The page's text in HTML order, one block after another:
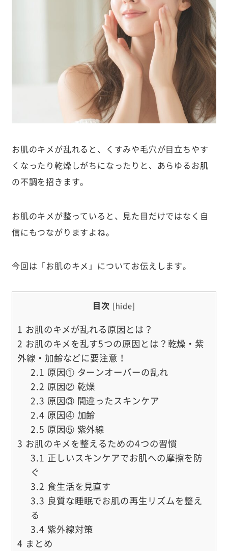
お肌のキメが乱れると、くすみや毛穴が目立ちやす
くなったり乾燥しがちになったりと、あらゆるお肌
の不調を招きます。
お肌のキメが整っていると、見た目だけではなく自
信にもつながりますよね。
今回は「お肌のキメ」についてお伝えします。
目次 [hide]
1 お肌のキメが乱れる原因とは？
2 お肌のキメを乱す5つの原因とは？乾燥・紫
外線・加齢などに要注意！
2.1 原因① ターンオーバーの乱れ
2.2 原因② 乾燥
2.3 原因③ 間違ったスキンケア
2.4 原因④ 加齢
2.5 原因⑤ 紫外線
3 お肌のキメを整えるための4つの習慣
3.1 正しいスキンケアでお肌への摩擦を防
ぐ
3.2 食生活を見直す
3.3 良質な睡眠でお肌の再生リズムを整え
る
3.4 紫外線対策
4 まとめ